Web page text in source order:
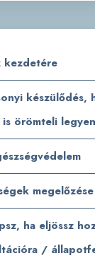
kezdetére
készülődés,
is örömteli legyen
ha eljössz
/